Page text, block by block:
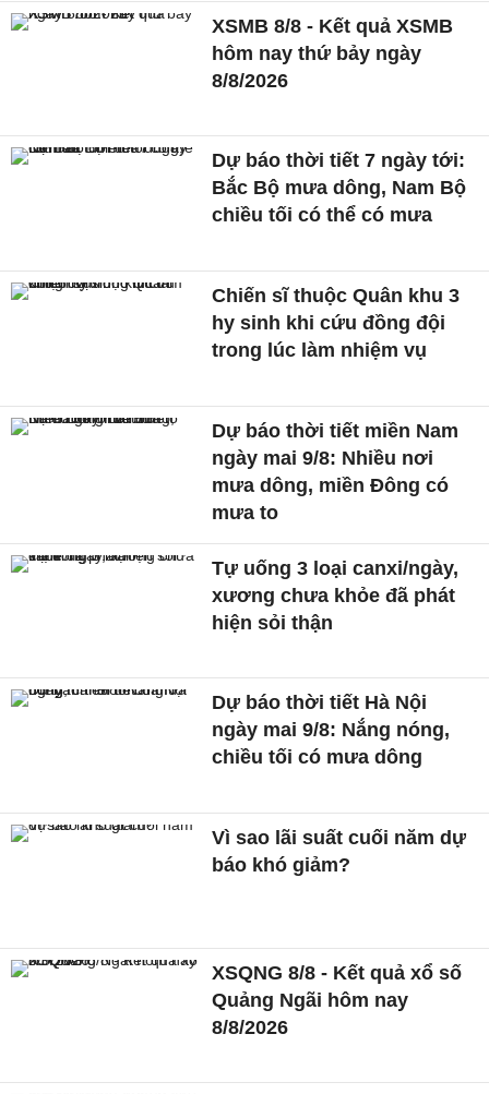
XSMB 8/8 - Kết quả XSMB
hôm nay thứ bảy ngày
8/8/2026
Dự báo thời tiết 7 ngày tới:
Bắc Bộ mưa dông, Nam Bộ
chiều tối có thể có mưa
Chiến sĩ thuộc Quân khu 3
hy sinh khi cứu đồng đội
trong lúc làm nhiệm vụ
Dự báo thời tiết miền Nam
ngày mai 9/8: Nhiều nơi
mưa dông, miền Đông có
mưa to
Tự uống 3 loại canxi/ngày,
xương chưa khỏe đã phát
hiện sỏi thận
Dự báo thời tiết Hà Nội
ngày mai 9/8: Nắng nóng,
chiều tối có mưa dông
Vì sao lãi suất cuối năm dự
báo khó giảm?
XSQNG 8/8 - Kết quả xổ số
Quảng Ngãi hôm nay
8/8/2026